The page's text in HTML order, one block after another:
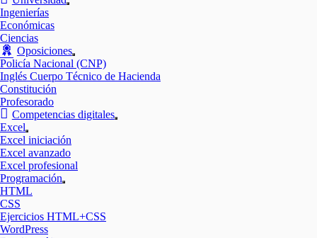
Mostrar
Ingenierías
Económicas
Ciencias
Oposiciones
Mostrar
el
submenú
Policía Nacional (CNP)
Inglés Cuerpo Técnico de Hacienda
Constitución
Profesorado
Competencias digitales
Mostrar
Excel
Mostrar
el
submenú
Excel iniciación
Excel avanzado
Excel profesional
Programación
Mostrar
HTML
CSS
Ejercicios HTML+CSS
WordPress